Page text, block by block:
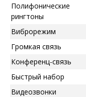
Полифонические
рингтоны
Виброрежим
Громкая связь
Конференц-связь
Быстрый набор
Видеозвонки